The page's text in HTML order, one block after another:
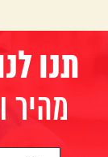
:תנו
מהיר